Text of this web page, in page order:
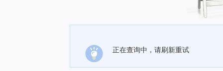
正在查询中，请刷新重试